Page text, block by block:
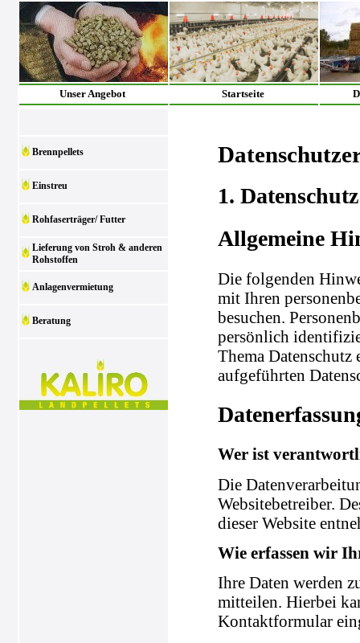
Unser Angebot Startseite
Brennpellets
Einstreu
Rohfaserträger/ Futter
Lieferung von Stroh & anderen
Rohstoffen
Anlagenvermietung
Beratung
1.
Allgemeine
Die folgenden
mit Ihren
besuchen.
persönlich
Thema Datenschutz
aufgeführten
Wer ist
Die
Websitebetreiber.
dieser Website
Wie erfassen wir
Ihre Daten werden
mitteilen. Hierbei
Kontaktformular